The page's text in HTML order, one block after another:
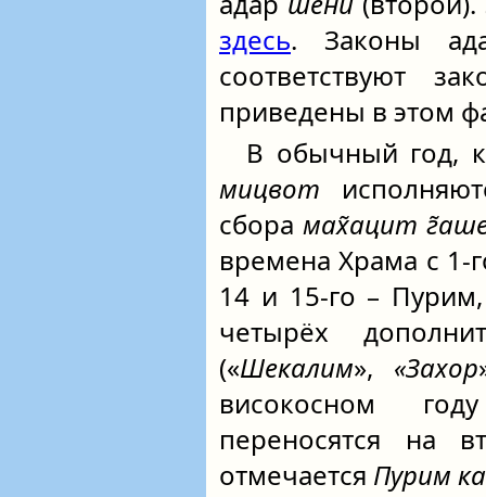
здесь. Законы
соответствуют
приведены в этом
В обычный год,
мицвот
сбора мах̃ацит
времена Храма с 1-
14 и 15-го –
четырёх
(«Шекалим», «Захор
високосном
переносятся на
отмечается Пурим